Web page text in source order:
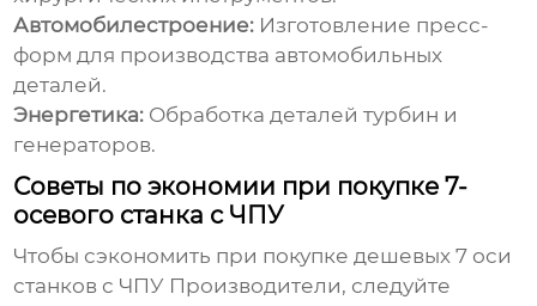
Автомобилестроение: Изготовление пресс-
форм для производства автомобильных
деталей.
Энергетика: Обработка деталей турбин и
генераторов.
Советы по экономии при покупке 7-
осевого станка с ЧПУ
Чтобы сэкономить при покупкедешевых 7 оси
станков с ЧПУ Производители, следуйте